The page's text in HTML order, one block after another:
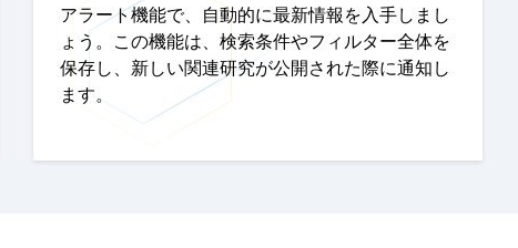
アラート機能で、自動的に最新情報を入手しまし
ょう。この機能は、検索条件やフィルター全体を
保存し、新しい関連研究が公開された際に通知し
ます。